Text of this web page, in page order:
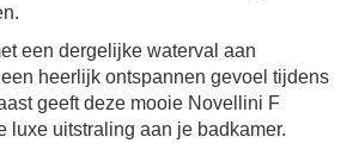
een dergelijke waterval aan
heerlijk ontspannen gevoel tijdens
geeft deze mooie Novellini F
luxe uitstraling aan je badkamer.